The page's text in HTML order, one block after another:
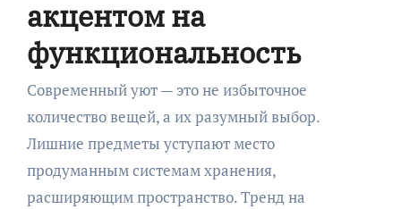
акцентом на
функциональность
Современный уют — это не избыточное
количество вещей, а их разумный выбор.
Лишние предметы уступают место
продуманным системам хранения,
расширяющим пространство. Тренд на